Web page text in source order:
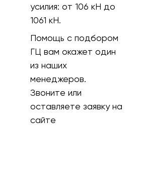
усилия:от 106 кH до
1061 кН.
Помощь с подбором
ГЦ вам окажет один
из наших
менеджеров.
Звоните или
оставляете заявку на
сайте